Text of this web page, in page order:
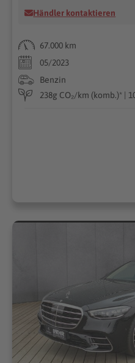
Händler kontaktieren
67.000 km
05/2023
Benzin
238g CO₂/km (komb.)* |